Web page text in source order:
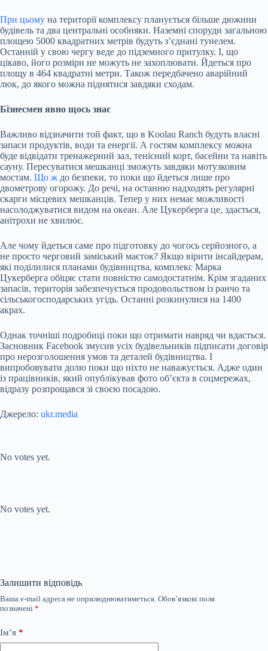
При цьому на території комплексу планується більше дюжини
будівель та два центральні особняки. Наземні споруди загальною
площею 5000 квадратних метрів будуть з’єднані тунелем.
Останній у свою чергу веде до підземного притулку. І, що
цікаво, його розміри не можуть не захоплювати. Йдеться про
площу в 464 квадратні метри. Також передбачено аварійний
люк, до якого можна піднятися завдяки сходам.
Бізнесмен явно щось знає
Важливо відзначити той факт, що в Koolau Ranch будуть власні
запаси продуктів, води та енергії. А гостям комплексу можна
буде відвідати тренажерний зал, тенісний корт, басейни та навіть
сауну. Пересуватися мешканці зможуть завдяки мотузковим
мостам. Що ж до безпеки, то поки що йдеться лише про
двометрову огорожу. До речі, на останню надходять регулярні
скарги місцевих мешканців. Тепер у них немає можливості
насолоджуватися видом на океан. Але Цукерберга це, здається,
анітрохи не хвилює.
Але чому йдеться саме про підготовку до чогось серйозного, а
не просто черговий заміський маєток? Якщо вірити інсайдерам,
які поділилися планами будівництва, комплекс Марка
Цукерберга обіцяє стати повністю самодостатнім. Крім згаданих
запасів, територія забезпечується продовольством із ранчо та
сільськогосподарських угідь. Останні розкинулися на 1400
акрах.
Однак точніші подробиці поки що отримати навряд чи вдасться.
Засновник Facebook змусив усіх будівельників підписати договір
про нерозголошення умов та деталей будівництва. І
випробовувати долю поки що ніхто не наважується. Адже один
із працівників, який опублікував фото об’єкта в соцмережах,
відразу розпрощався зі своєю посадою.
Джерело: ukr.media
No votes yet.
No votes yet.
Залишити відповідь
Ваша e-mail адреса не оприлюднюватиметься. Обов’язкові поля
позначені *
Ім’я *